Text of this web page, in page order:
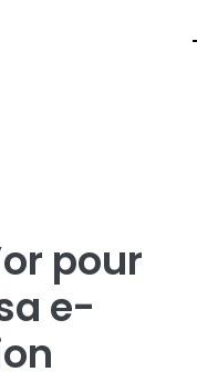
pour
e-